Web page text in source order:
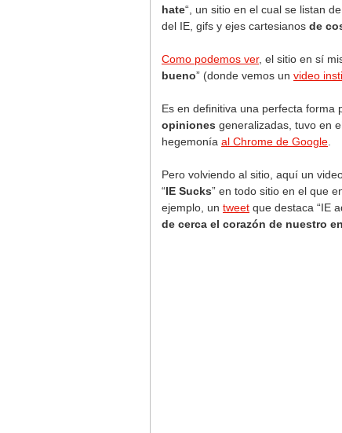
hate“, un sitio en el cual se listan
del IE, gifs y ejes cartesianos de
Como podemos ver, el sitio en sí
bueno” (donde vemos un video
Es en definitiva una perfecta forma
opiniones generalizadas, tuvo en
hegemonía al Chrome de Google
Pero volviendo al sitio, aquí un
“IE Sucks” en todo sitio en el que
ejemplo, un tweet que destaca “IE
de cerca el corazón de nuestro